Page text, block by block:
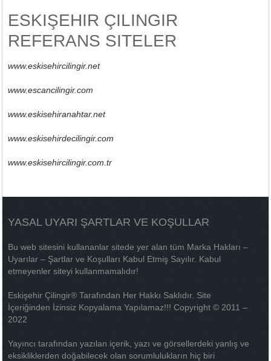
ESKIŞEHIR ÇILINGIR
REFERANS SITELER
www.eskisehircilingir.net
www.escancilingir.com
www.eskisehiranahtar.net
www.eskisehirdecilingir.com
www.eskisehircilingir.com.tr
YASAL UYARI ŞARTLAR VE KOŞULLAR
Bu web sitesini kullananlar sitede yer alan tüm Marka Hakları –
Uyarılar – Şartlar ve Koşulları Kabul Etmiş Sayılır. Kabul
etmeyenler siteyi kullanmamalıdır!
Eskişehir Çilingir® Tarafından Her Hakkı Saklıdır. Site
İçeriğinden İzinsiz Kopyalama Yapılamaz!!! Copyright © 2011 –
2022
Yayıncı tarafından yazılan içerik, yazı ve görsellerdeki yanlış ve
eksikliklerden doğabilecek olan sorumlulukların hiç biri